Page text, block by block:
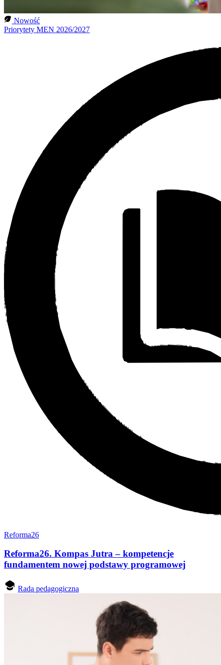
Nowość
Priorytety MEN 2026/2027
Reforma26
Reforma26. Kompas Jutra – kompetencje
fundamentem nowej podstawy programowej
Rada pedagogiczna